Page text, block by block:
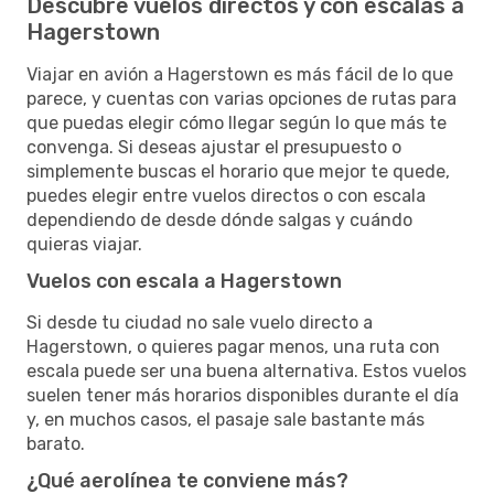
Descubre vuelos directos y con escalas a
Hagerstown
Viajar en avión a Hagerstown es más fácil de lo que
parece, y cuentas con varias opciones de rutas para
que puedas elegir cómo llegar según lo que más te
convenga. Si deseas ajustar el presupuesto o
simplemente buscas el horario que mejor te quede,
puedes elegir entre vuelos directos o con escala
dependiendo de desde dónde salgas y cuándo
quieras viajar.
Vuelos con escala a Hagerstown
Si desde tu ciudad no sale vuelo directo a
Hagerstown, o quieres pagar menos, una ruta con
escala puede ser una buena alternativa. Estos vuelos
suelen tener más horarios disponibles durante el día
y, en muchos casos, el pasaje sale bastante más
barato.
¿Qué aerolínea te conviene más?